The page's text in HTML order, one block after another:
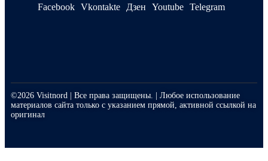
Facebook Vkontakte Дзен Youtube Telegram
©2026 Visitnord | Все права защищены. | Любое использование
материалов сайта только с указанием прямой, активной ссылкой на
оригинал